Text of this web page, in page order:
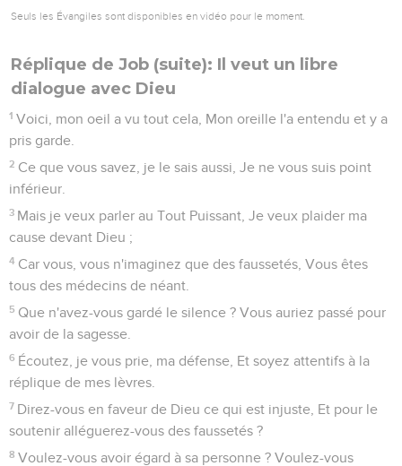
Seuls les Évangiles sont disponibles en vidéo pour le moment.
Réplique de Job (suite): Il veut un libre
dialogue avec Dieu
1 Voici, mon oeil a vu tout cela, Mon oreille l'a entendu et y a
pris garde.
2 Ce que vous savez, je le sais aussi, Je ne vous suis point
inférieur.
3 Mais je veux parler au Tout Puissant, Je veux plaider ma
cause devant Dieu ;
4 Car vous, vous n'imaginez que des faussetés, Vous êtes
tous des médecins de néant.
5 Que n'avez-vous gardé le silence ? Vous auriez passé pour
avoir de la sagesse.
6 Écoutez, je vous prie, ma défense, Et soyez attentifs à la
réplique de mes lèvres.
7 Direz-vous en faveur de Dieu ce qui est injuste, Et pour le
soutenir alléguerez-vous des faussetés ?
8 Voulez-vous avoir égard à sa personne ? Voulez-vous